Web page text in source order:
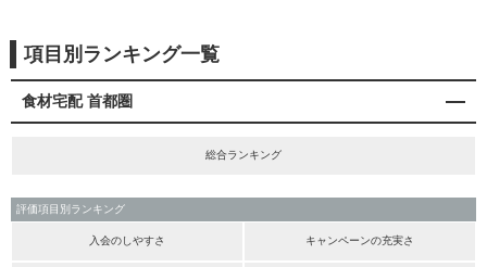
項目別ランキング一覧
食材宅配 首都圏
総合ランキング
評価項目別ランキング
入会のしやすさ キャンペーンの充実さ